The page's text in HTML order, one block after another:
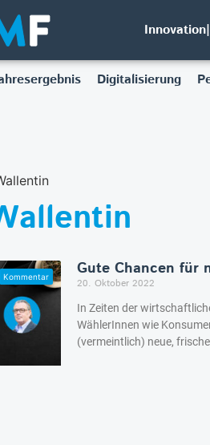
Digitalisierung
Gute Chancen für
20. Oktober 2022
In Zeiten der
WählerInnen wie
(vermeintlich) neue,